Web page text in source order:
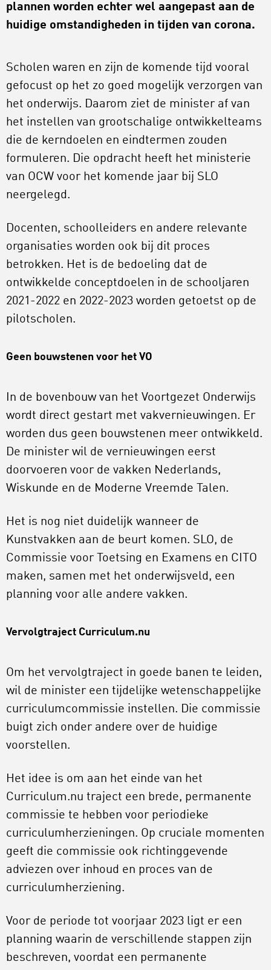
plannen worden echter wel aangepast aan de
huidige omstandigheden in tijden van corona.
Scholen waren en zijn de komende tijd vooral
gefocust op het zo goed mogelijk verzorgen van
het onderwijs. Daarom ziet de minister af van
het instellen van grootschalige ontwikkelteams
die de kerndoelen en eindtermen zouden
formuleren. Die opdracht heeft het ministerie
van OCW voor het komende jaar bij SLO
neergelegd.
Docenten, schoolleiders en andere relevante
organisaties worden ook bij dit proces
betrokken. Het is de bedoeling dat de
ontwikkelde conceptdoelen in de schooljaren
2021-2022 en 2022-2023 worden getoetst op de
pilotscholen.
Geen bouwstenen voor het VO
In de bovenbouw van het Voortgezet Onderwijs
wordt direct gestart met vakvernieuwingen. Er
worden dus geen bouwstenen meer ontwikkeld.
De minister wil de vernieuwingen eerst
doorvoeren voor de vakken Nederlands,
Wiskunde en de Moderne Vreemde Talen.
Het is nog niet duidelijk wanneer de
Kunstvakken aan de beurt komen. SLO, de
Commissie voor Toetsing en Examens en CITO
maken, samen met het onderwijsveld, een
planning voor alle andere vakken.
Vervolgtraject Curriculum.nu
Om het vervolgtraject in goede banen te leiden,
wil de minister een tijdelijke wetenschappelijke
curriculumcommissie instellen. Die commissie
buigt zich onder andere over de huidige
voorstellen.
Het idee is om aan het einde van het
Curriculum.nu traject een brede, permanente
commissie te hebben voor periodieke
curriculumherzieningen. Op cruciale momenten
geeft die commissie ook richtinggevende
adviezen over inhoud en proces van de
curriculumherziening.
Voor de periode tot voorjaar 2023 ligt er een
planning waarin de verschillende stappen zijn
beschreven, voordat een permanente